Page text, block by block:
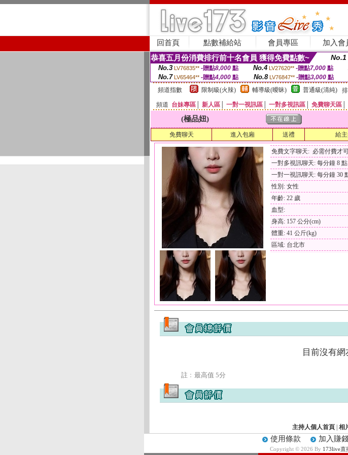
回首頁 點數補給站 會員專區 加入會
恭喜五月份消費排行前十名會員 獲得免費點數~ No.1
No.3 LV76835** -贈點8,000點 No.4 LV27620** -贈點7,000點
No.7 LV65464** -贈點4,000 點 No.8 LV76847** -贈點3,000 點
頻道指數
限制級(火辣) 輔導級(曖昧) 普通級(清純)
頻道 台妹專區 新人區 一對一視訊區 一對多視訊區 免費聊天區
(極品妞)
免費聊天 進入包廂 送禮 給
免費文字聊天: 必需付費才
一對多視訊聊天: 每分鐘 8 點
一對一視訊聊天: 每分鐘 30
性別: 女性
年齡: 22 歲
血型:
身高: 157 公分(cm)
體重: 41 公斤(kg)
區域: 台北市
目前沒有
註﹕最高值 5分
主持人個人首頁 相
使用條款 加入賺
Copyright © 2026 By 173live直